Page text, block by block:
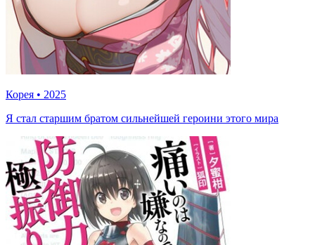
Корея • 2025
Я стал старшим братом сильнейшей героини этого мира